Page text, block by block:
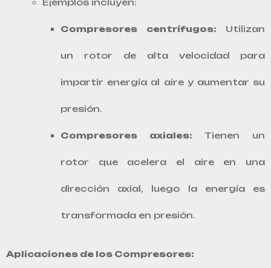
Compresores centrífugos: Utilizan
un rotor de alta velocidad para
impartir energía al aire y aumentar su
presión.
Compresores axiales: Tienen un
rotor que acelera el aire en una
dirección axial, luego la energía es
transformada en presión.
Aplicaciones de los Compresores: